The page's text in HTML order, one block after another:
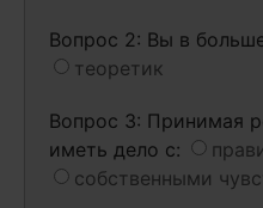
Вопрос 2: Вы в
теоретик
Вопрос 3: Принимая
иметь дело с:
собственными